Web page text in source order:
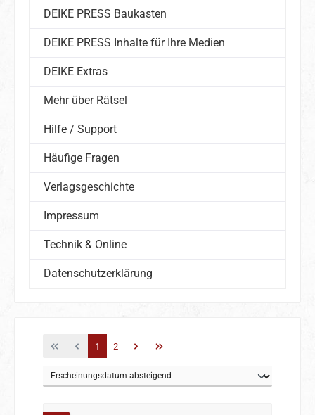
DEIKE PRESS Baukasten
DEIKE PRESS Inhalte für Ihre Medien
DEIKE Extras
Mehr über Rätsel
Hilfe / Support
Häufige Fragen
Verlagsgeschichte
Impressum
Technik & Online
Datenschutzerklärung
Seite
1 Seite
2